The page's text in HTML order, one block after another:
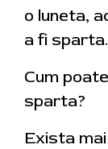
o luneta,
a fi sparta.
Cum
sparta?
Exista